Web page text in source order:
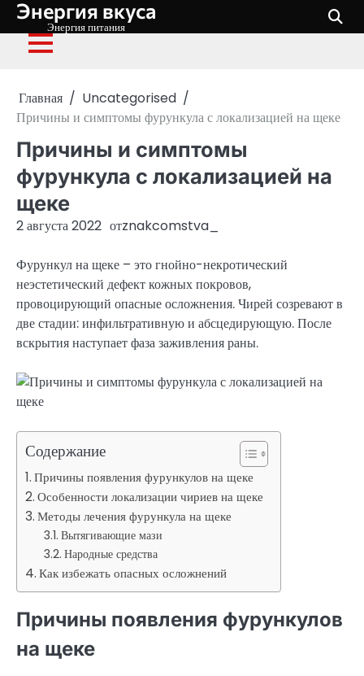
Перейти
содержимому
Энергия вкуса
Энергия питания
Главная
Uncategorised
Причины и симптомы фурункула с локализацией на щеке
Причины и симптомы
фурункула с локализацией на
щеке
2 августа 2022 отznakcomstva_
Фурункул на щеке – это гнойно-некротический
неэстетический дефект кожных покровов,
провоцирующий опасные осложнения. Чирей созревают в
две стадии: инфильтративную и абсцедирующую. После
вскрытия наступает фаза заживления раны.
Содержание
Причины появления фурункулов на щеке
Особенности локализации чириев на щеке
Методы лечения фурункула на щеке
Вытягивающие мази
Народные средства
Как избежать опасных осложнений
Причины появления фурункулов
на щеке